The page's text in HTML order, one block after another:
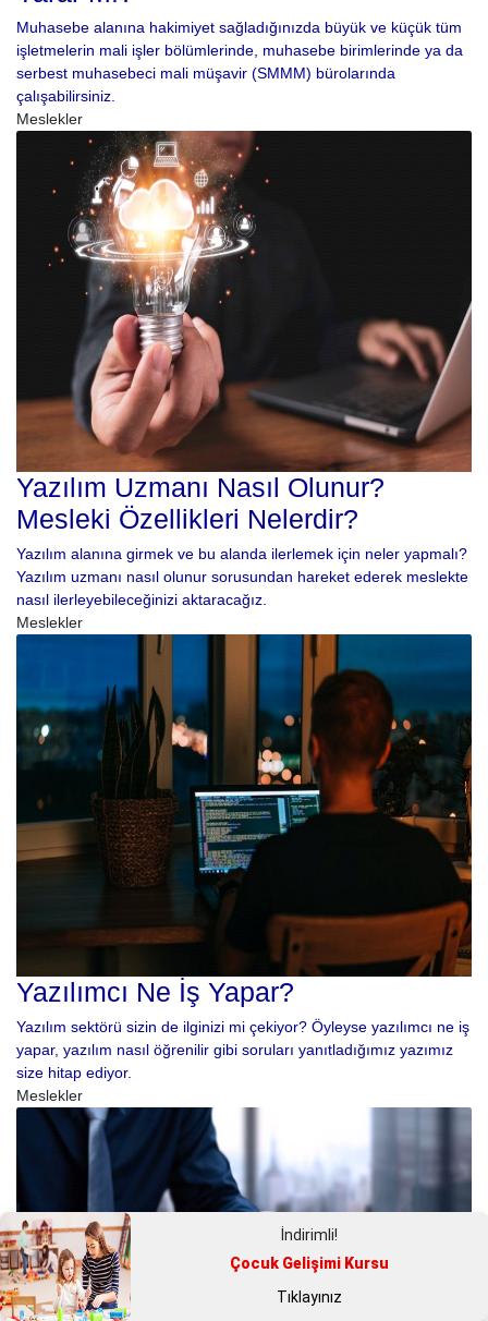
Muhasebe alanına hakimiyet sağladığınızda büyük ve küçük tüm
işletmelerin mali işler bölümlerinde, muhasebe birimlerinde ya da
serbest muhasebeci mali müşavir (SMMM) bürolarında
çalışabilirsiniz.
Meslekler
Yazılım Uzmanı Nasıl Olunur?
Mesleki Özellikleri Nelerdir?
Yazılım alanına girmek ve bu alanda ilerlemek için neler yapmalı?
Yazılım uzmanı nasıl olunur sorusundan hareket ederek meslekte
nasıl ilerleyebileceğinizi aktaracağız.
Meslekler
Yazılımcı Ne İş Yapar?
Yazılım sektörü sizin de ilginizi mi çekiyor? Öyleyse yazılımcı ne iş
yapar, yazılım nasıl öğrenilir gibi soruları yanıtladığımız yazımız
size hitap ediyor.
Meslekler
İndirimli!
Çocuk Gelişimi Kursu
Tıklayınız